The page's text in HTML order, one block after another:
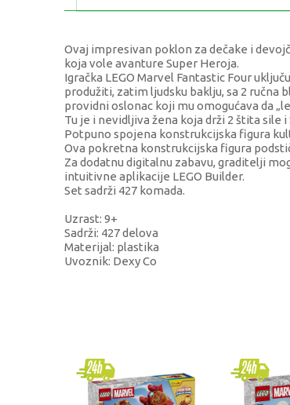
Ovaj impresivan poklon za dečake i
koja vole avanture Super Heroja.
Igračka LEGO Marvel Fantastic Four
produžiti, zatim ljudsku baklju, sa 2
providni oslonac koji mu omogućava da
Tu je i nevidljiva žena koja drži 2 štita sile
Potpuno spojena konstrukcijska figura
Ova pokretna konstrukcijska figura
Za dodatnu digitalnu zabavu, graditelji
intuitivne aplikacije LEGO Builder.
Set sadrži 427 komada.
Uzrast: 9+
Sadrži: 427 delova
Materijal: plastika
Uvoznik: Dexy Co
Brend
Pol